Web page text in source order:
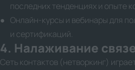
последних тенденциях и опыте
Онлайн-курсы и вебинары для
и сертификаций.
4. Налаживание
Сеть контактов (нетворкинг)